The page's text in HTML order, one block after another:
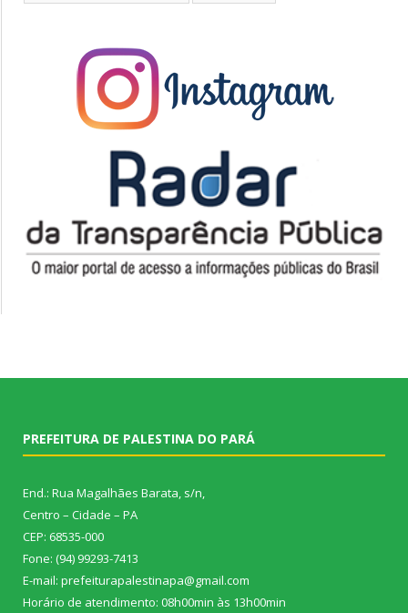
PREFEITURA DE PALESTINA DO PARÁ
End.: Rua Magalhães Barata, s/n,
Centro – Cidade – PA
CEP: 68535-000
Fone: (94) 99293-7413
E-mail: prefeiturapalestinapa@gmail.com
Horário de atendimento: 08h00min às 13h00min